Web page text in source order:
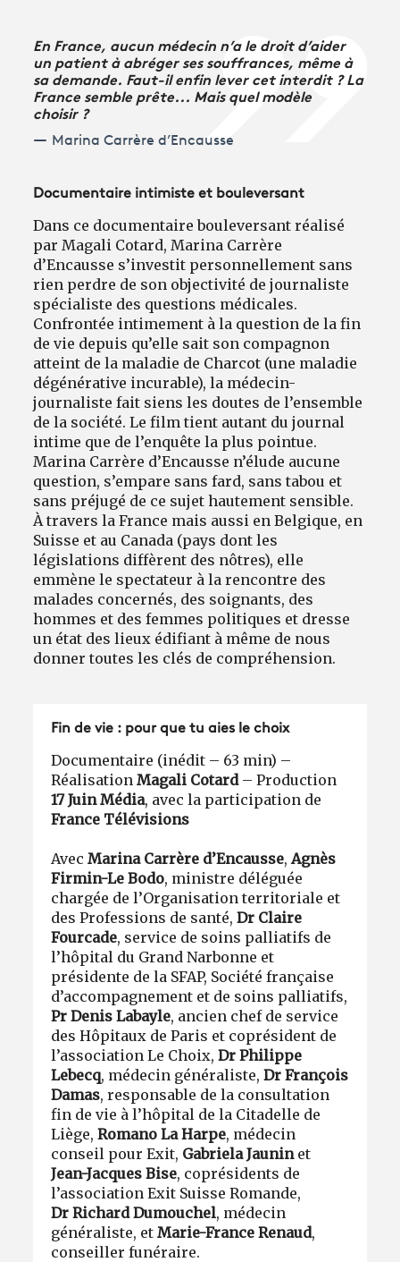
En France, aucun médecin n’a le droit d’aider
un patient à abréger ses souffrances, même à
sa demande. Faut-il enfin lever cet interdit ? La
France semble prête... Mais quel modèle
choisir ?
Marina Carrère d’Encausse
Documentaire intimiste et bouleversant
Dans ce documentaire bouleversant réalisé
par Magali Cotard, Marina Carrère
d’Encausse s’investit personnellement sans
rien perdre de son objectivité de journaliste
spécialiste des questions médicales.
Confrontée intimement à la question de la fin
de vie depuis qu’elle sait son compagnon
atteint de la maladie de Charcot (une maladie
dégénérative incurable), la médecin-
journaliste fait siens les doutes de l’ensemble
de la société. Le film tient autant du journal
intime que de l’enquête la plus pointue.
Marina Carrère d’Encausse n’élude aucune
question, s’empare sans fard, sans tabou et
sans préjugé de ce sujet hautement sensible.
À travers la France mais aussi en Belgique, en
Suisse et au Canada (pays dont les
législations diffèrent des nôtres), elle
emmène le spectateur à la rencontre des
malades concernés, des soignants, des
hommes et des femmes politiques et dresse
un état des lieux édifiant à même de nous
donner toutes les clés de compréhension.
Fin de vie : pour que tu aies le choix
Documentaire (inédit – 63 min) –
RéalisationMagali Cotard– Production
17 Juin Média, avec la participation de
France Télévisions
AvecMarina Carrère d’Encausse,Agnès
Firmin-Le Bodo, ministre déléguée
chargée de l’Organisation territoriale et
des Professions de santé,Dr Claire
Fourcade, service de soins palliatifs de
l’hôpital du Grand Narbonne et
présidente de la SFAP, Société française
d’accompagnement et de soins palliatifs,
Pr Denis Labayle, ancien chef de service
des Hôpitaux de Paris et coprésident de
l’association Le Choix,Dr Philippe
Lebecq, médecin généraliste,Dr François
Damas, responsable de la consultation
fin de vie à l’hôpital de la Citadelle de
Liège,Romano La Harpe, médecin
conseil pour Exit, Gabriela Jaunin et
Jean-Jacques Bise, coprésidents de
l’association Exit Suisse Romande,
Dr Richard Dumouchel, médecin
généraliste, etMarie-France Renaud,
conseiller funéraire.